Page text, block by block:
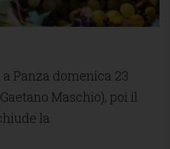
Panza domenica 23
Maschio), poi il
la